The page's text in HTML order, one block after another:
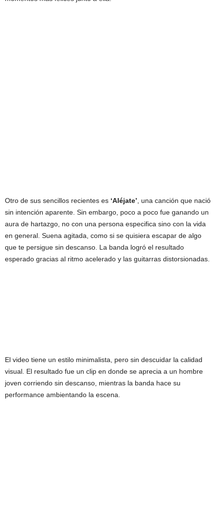
Otro de sus sencillos recientes es ‘Aléjate’ , una canción que nació
sin intención aparente. Sin embargo, poco a poco fue ganando un
aura de hartazgo, no con una persona especifica sino con la vida
en general. Suena agitada, como si se quisiera escapar de algo
que te persigue sin descanso. La banda logró el resultado
esperado gracias al ritmo acelerado y las guitarras distorsionadas.
El video tiene un estilo minimalista, pero sin descuidar la calidad
visual. El resultado fue un clip en donde se aprecia a un hombre
joven corriendo sin descanso, mientras la banda hace su
performance ambientando la escena.